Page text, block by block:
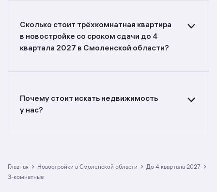
Воспользуйтесь фильтрами или поиском
в разделе.
Сколько стоит трёхкомнатная квартира
в новостройке со сроком сдачи до 4
квартала 2027 в Смоленской области?
Площадь составляет от 129,03 до 129,03 кв. м.,
цена квадратного метра — от 109 000
до 109 000 руб.
Почему стоит искать недвижимость
у нас?
2027 в Смоленской области: в разделе
размещено 19 ЖК. Гарантия сделки: вернём
Главная › Новостройки в Смоленской области › до 4 квартала 2027 ›
3-комнатные